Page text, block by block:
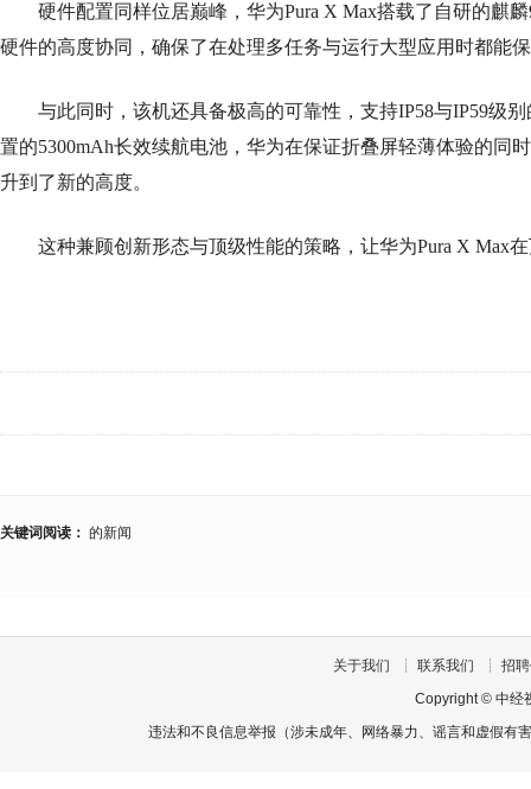
硬件配置同样位居巅峰，华为Pura X Max搭载了自研的麒麟
硬件的高度协同，确保了在处理多任务与运行大型应用时都能
与此同时，该机还具备极高的可靠性，支持IP58与IP59级别
置的5300mAh长效续航电池，华为在保证折叠屏轻薄体验的同
升到了新的高度。
这种兼顾创新形态与顶级性能的策略，让华为Pura X Max在
关键词阅读： 的新闻
关于我们 ┊ 联系我们 ┊ 招
Copyright© 中经
违法和不良信息举报（涉未成年、网络暴力、谣言和虚假有